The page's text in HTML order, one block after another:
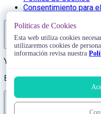
Politicas de Cookies
Esta web utiliza cookies
utilizaremos cookies de
información revisa nuestra
Consentimiento para
Yape © 2026. Todos los
BANCO DE CRÉDITO DEL